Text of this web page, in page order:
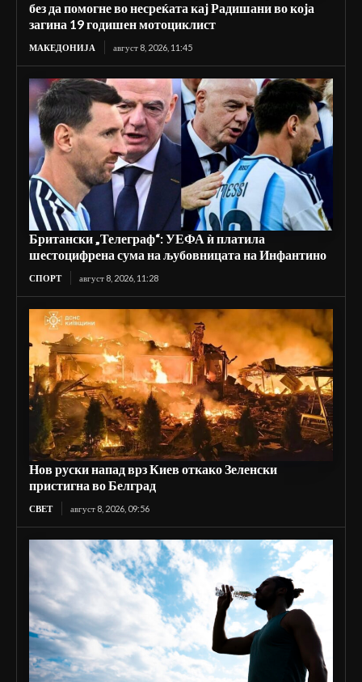
без да помогне во несреќата кај Радишани во која
загина 19 годишен мотоциклист
МАКЕДОНИЈА август 8, 2026, 11:45
Британски „Телеграф“: УЕФА ѝ платила
шестоцифрена сума на љубовницата на Инфантино
СПОРТ август 8, 2026, 11:28
Нов руски напад врз Киев откако Зеленски
пристигна во Белград
СВЕТ август 8, 2026, 09:56